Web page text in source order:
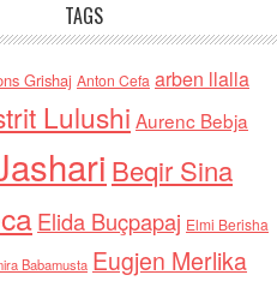
TAGS
Grishaj Anton Cefa arben llalla
Lulushi Aurenc Bebja
Beqir Sina
Elida Buçpapaj Elmi Berisha
Babamusta Eugjen Merlika